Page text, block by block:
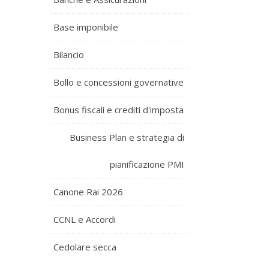
Base imponibile
Bilancio
Bollo e concessioni governative
Bonus fiscali e crediti d'imposta
Business Plan e strategia di
pianificazione PMI
Canone Rai 2026
CCNL e Accordi
Cedolare secca